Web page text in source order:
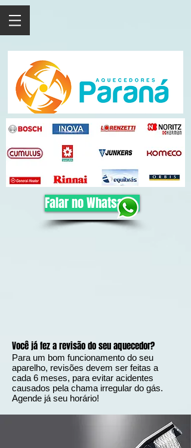
Falar no Whatsapp
Você já fez a revisão do seu aquecedor?
Para um bom funcionamento do seu
aparelho, revisões devem ser feitas a
cada 6 meses, para evitar acidentes
causados pela chama irregular do gás.
Agende já seu horário!